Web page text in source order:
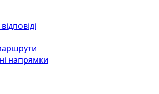
напрямки